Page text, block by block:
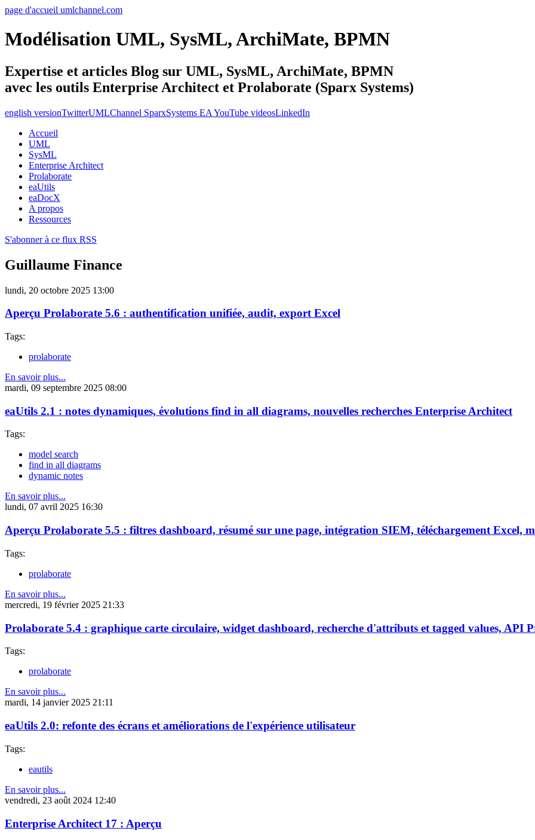
page d'accueil umlchannel.com
Modélisation UML, SysML, ArchiMate, BPMN
Expertise et articles Blog sur UML, SysML, ArchiMate, BPMN
avec les outils Enterprise Architect et Prolaborate (Sparx Systems)
english versionTwitterUMLChannel SparxSystems EA YouTube videosLinkedIn
Accueil
UML
SysML
Enterprise Architect
Prolaborate
eaUtils
eaDocX
A propos
Ressources
S'abonner à ce flux RSS
Guillaume Finance
lundi, 20 octobre 2025 13:00
Aperçu Prolaborate 5.6 : authentification unifiée, audit, export Excel
Tags:
prolaborate
En savoir plus...
mardi, 09 septembre 2025 08:00
eaUtils 2.1 : notes dynamiques, évolutions find in all diagrams, nouvelles recherches Enterprise Architect
Tags:
model search
find in all diagrams
dynamic notes
En savoir plus...
lundi, 07 avril 2025 16:30
Aperçu Prolaborate 5.5 : filtres dashboard, résumé sur une page, intégration SIEM, téléchargement Excel,
Tags:
prolaborate
En savoir plus...
mercredi, 19 février 2025 21:33
Prolaborate 5.4 : graphique carte circulaire, widget dashboard, recherche d'attributs et tagged values, API
Tags:
prolaborate
En savoir plus...
mardi, 14 janvier 2025 21:11
eaUtils 2.0: refonte des écrans et améliorations de l'expérience utilisateur
Tags:
eautils
En savoir plus...
vendredi, 23 août 2024 12:40
Enterprise Architect 17 : Aperçu